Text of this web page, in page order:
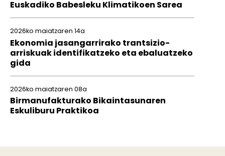
Euskadiko Babesleku Klimatikoen Sarea
2026ko maiatzaren 14a
Ekonomia jasangarrirako trantsizio-
arriskuak identifikatzeko eta ebaluatzeko
gida
2026ko maiatzaren 08a
Birmanufakturako Bikaintasunaren
Eskuliburu Praktikoa